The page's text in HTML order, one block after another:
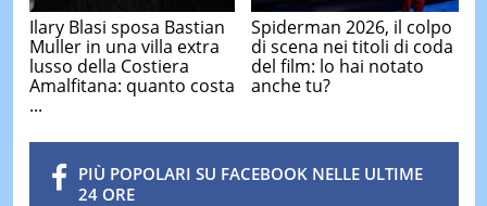
Ilary Blasi sposa Bastian
Muller in una villa extra
lusso della Costiera
Amalfitana: quanto costa
...
Spiderman 2026, il colpo
di scena nei titoli di coda
del film: lo hai notato
anche tu?
PIÙ POPOLARI SU FACEBOOK NELLE ULTIME
24 ORE